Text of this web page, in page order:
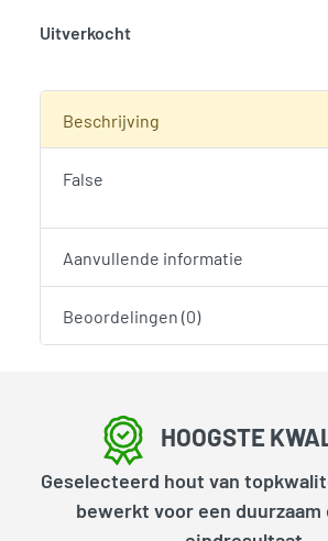
Uitverkocht
Beschrijving
False
Aanvullende informatie
Beoordelingen (0)
HOOGSTE
Geselecteerd hout van
bewerkt voor een